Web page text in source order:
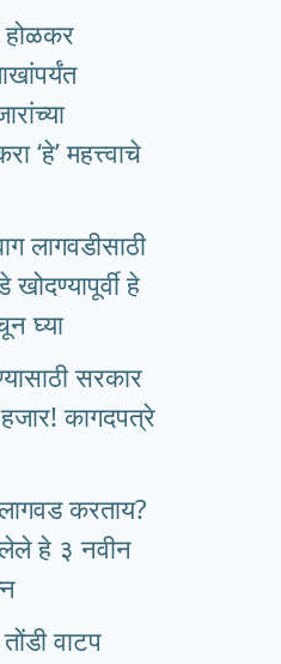
होळकर
‘हे’ महत्त्वाचे
लागवडीसाठी
हे
घ्या
सरकार
कागदपत्रे
करताय?
हे ३ नवीन
वाटप